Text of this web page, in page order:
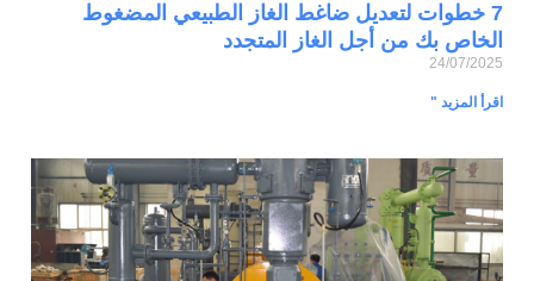
7 خطوات لتعديل ضاغط الغاز الطبيعي المضغوط
الخاص بك من أجل الغاز المتجدد
24/07/2025
اقرأ المزيد "